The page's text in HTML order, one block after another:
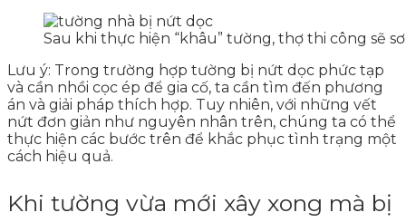
Sau khi thực hiện “khâu” tường, thợ thi công sẽ
Lưu ý: Trong trường hợp tường bị nứt dọc phức tạp
và cần nhồi cọc ép để gia cố, ta cần tìm đến phương
án và giải pháp thích hợp. Tuy nhiên, với những vết
nứt đơn giản như nguyên nhân trên, chúng ta có thể
thực hiện các bước trên để khắc phục tình trạng một
cách hiệu quả.
Khi tường vừa mới xây xong mà bị